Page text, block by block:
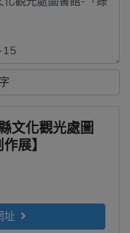
文化觀光處圖
展】
址